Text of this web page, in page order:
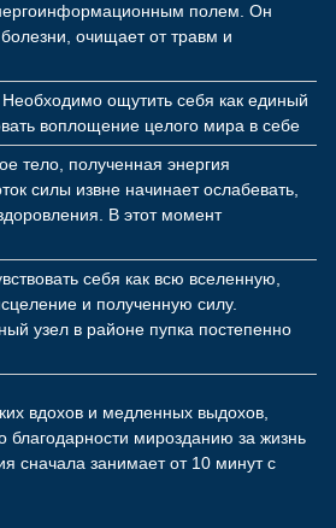
полем. Он
очищает от травм и
ощутить себя как единый
воплощение целого мира в себе
тело, полученная энергия
силы извне начинает ослабевать,
В этот момент
себя как всю вселенную,
и полученную силу.
узел в районе пупка постепенно
вдохов и медленных выдохов,
благодарности мирозданию за жизнь
сначала занимает от 10 минут с